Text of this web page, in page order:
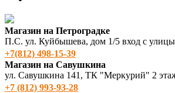
Магазин на Петроградке
П.С. ул. Куйбышева, дом 1/5 вход с улицы
+7(812) 498‑15-39
Магазин на Савушкина
ул. Савушкина 141, ТК "Меркурий" 2
+7 (812) 993-93-28